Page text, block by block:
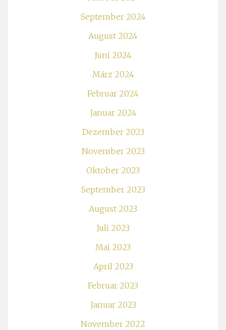
September 2024
August 2024
Juni 2024
März 2024
Februar 2024
Januar 2024
Dezember 2023
November 2023
Oktober 2023
September 2023
August 2023
Juli 2023
Mai 2023
April 2023
Februar 2023
Januar 2023
November 2022